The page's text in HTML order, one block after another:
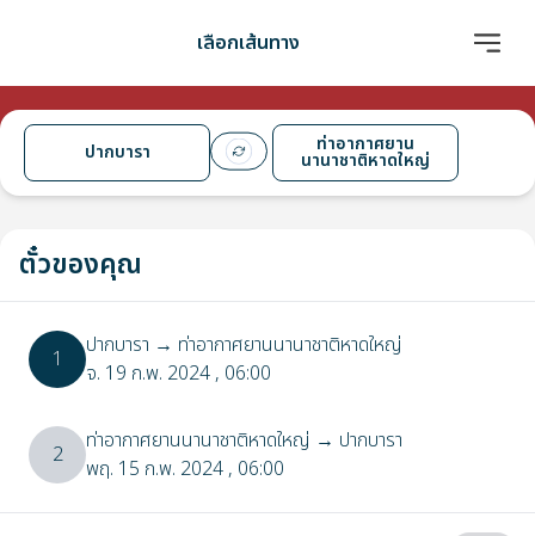
เลือกเส้นทาง
ปากบารา ท่าอากาศยาน
นานาชาติหาดใหญ่
ตั๋วของคุณ
1 ปากบารา → ท่าอากาศยานนานาชาติหาดใหญ่
จ. 19 ก.พ. 2024, 06:00
2 ท่าอากาศยานนานาชาติหาดใหญ่ → ปากบารา
พฤ. 15 ก.พ. 2024, 06:00